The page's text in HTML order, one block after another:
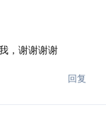
，谢谢谢谢
回复